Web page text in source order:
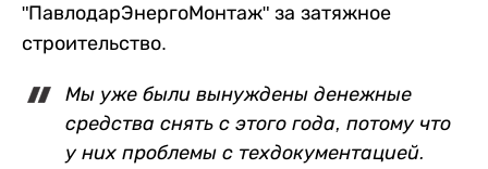
"ПавлодарЭнергоМонтаж" за затяжное
строительство.
Мы уже были вынуждены денежные
средства снять с этого года, потому что
у них проблемы с техдокументацией.